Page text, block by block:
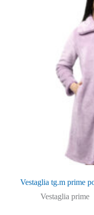
Vestaglia tg.m prime
Vestaglia prime